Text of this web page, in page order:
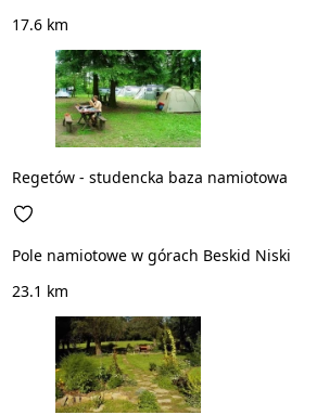
17.6 km
Regetów - studencka baza namiotowa
Pole namiotowe w górach Beskid Niski
23.1 km